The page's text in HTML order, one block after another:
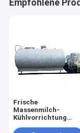
Empfohlene
Frische
Massenmilch-
Kühlvorrichtung